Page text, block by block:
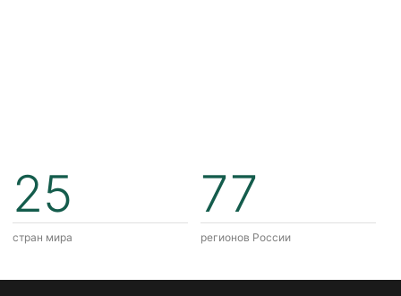
25
стран мира
77
регионов России